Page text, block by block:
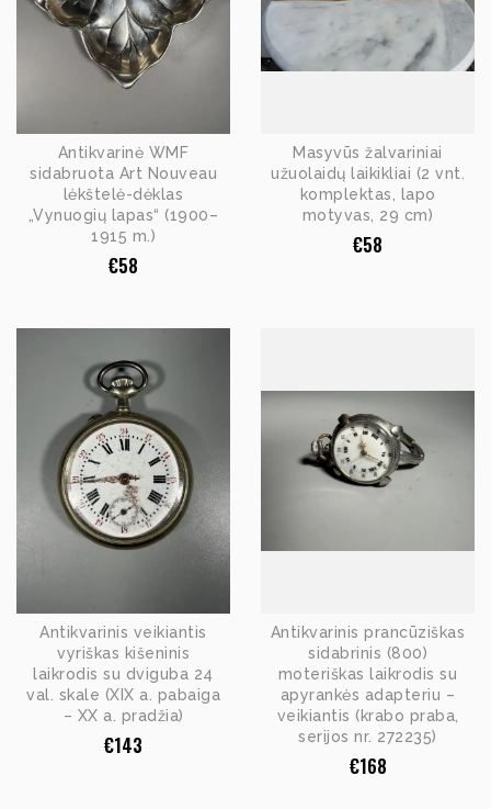
Antikvarinė WMF
sidabruota Art Nouveau
lėkštelė-dėklas
„Vynuogių lapas“ (1900–
1915 m.)
€58
Masyvūs žalvariniai
užuolaidų laikikliai (2 vnt.
komplektas, lapo
motyvas, 29 cm)
€58
Antikvarinis veikiantis
vyriškas kišeninis
laikrodis su dviguba 24
val. skale (XIX a. pabaiga
– XX a. pradžia)
€143
Antikvarinis prancūziškas
sidabrinis (800)
moteriškas laikrodis su
apyrankės adapteriu –
veikiantis (krabo praba,
serijos nr. 272235)
€168